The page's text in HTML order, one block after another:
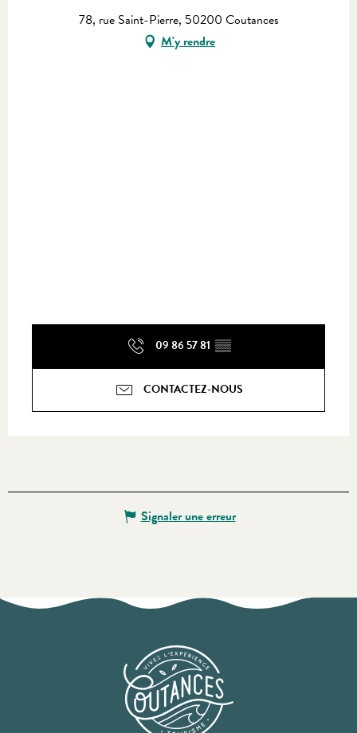
78, rue Saint-Pierre, 50200 Coutances
M'y rendre
09 86 57 81 ▒▒
CONTACTEZ-NOUS
Signaler une erreur